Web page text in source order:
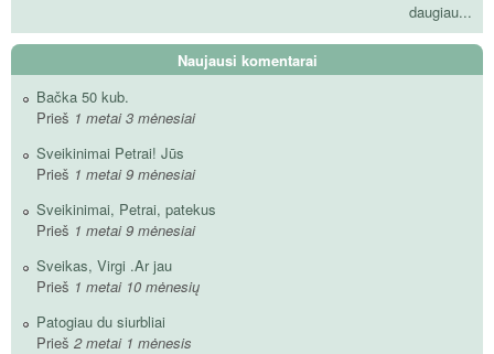
daugiau...
Naujausi komentarai
Bačka 50 kub.
Prieš 1 metai 3 mėnesiai
Sveikinimai Petrai! Jūs
Prieš 1 metai 9 mėnesiai
Sveikinimai, Petrai, patekus
Prieš 1 metai 9 mėnesiai
Sveikas, Virgi .Ar jau
Prieš 1 metai 10 mėnesių
Patogiau du siurbliai
Prieš 2 metai 1 mėnesis